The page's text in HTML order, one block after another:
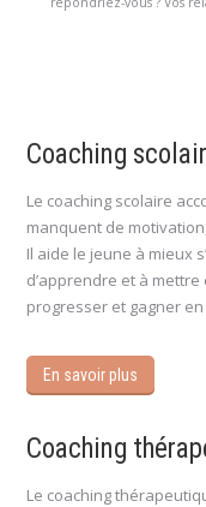
Coaching
Le coaching scolaire
manquent de
Il aide le jeune à mieux
d’apprendre et à
progresser et gagner
En savoir plus
Coaching
Le coaching